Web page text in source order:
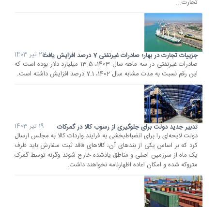
تجارت...
جزییات تجارت در بهار؛ صادرات غیرنفتی 7 درصد افزایش یافت
27 تیر 1403
صادرات غیرنفتی در سه ماهه سال 1403، 13.5 میلیارد دلار بوده است که
این رقم نسبت به مدت مشابه سال 1402، 7.1 درصد افزایش داشته است.
تدبیر جدید دولت برای جلوگیری از رسوب کالا در گمرکات
19 تیر 1403
دولت لایحه‌ای را برای انضباط‌بخشی به فرایند واردات کالا به مجلس ارسال
کرد که بر اساس یکی از بندهای آن، کالاهای فاقد ثبت سفارش باید ظرف
یک ماه از سرزمین اصلی و مناطق یادشده خارج شوند وگرنه توسط گمرک
متروکه شده و امکان اعاده اظهارنامه نخواهند داشت.